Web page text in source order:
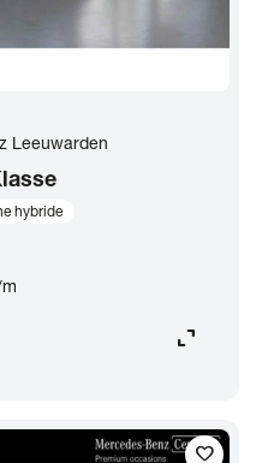
Leeuwarden
hybride
expand_content
favorite